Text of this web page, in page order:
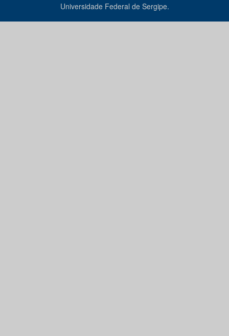
Universidade Federal de Sergipe.